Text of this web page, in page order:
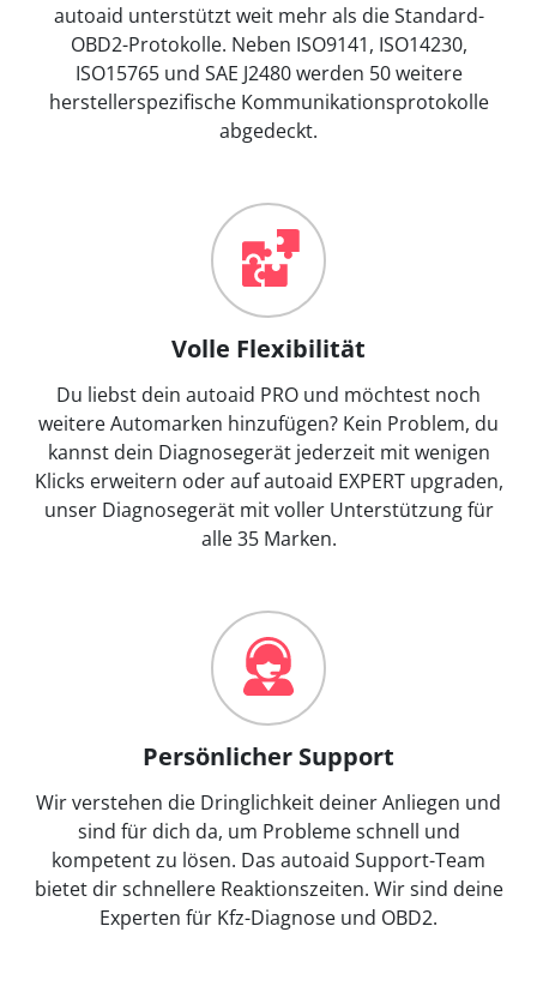
autoaid unterstützt weit mehr als die Standard-
OBD2-Protokolle. Neben ISO9141, ISO14230,
ISO15765 und SAE J2480 werden 50 weitere
herstellerspezifische Kommunikationsprotokolle
abgedeckt.
Volle Flexibilität
Du liebst dein autoaid PRO und möchtest noch
weitere Automarken hinzufügen? Kein Problem, du
kannst dein Diagnosegerät jederzeit mit wenigen
Klicks erweitern oder auf autoaid EXPERT upgraden,
unser Diagnosegerät mit voller Unterstützung für
alle 35 Marken.
Persönlicher Support
Wir verstehen die Dringlichkeit deiner Anliegen und
sind für dich da, um Probleme schnell und
kompetent zu lösen. Das autoaid Support-Team
bietet dir schnellere Reaktionszeiten. Wir sind deine
Experten für Kfz-Diagnose und OBD2.